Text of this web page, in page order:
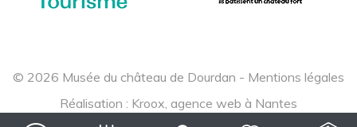
© 2026 Musée du château de Dourdan - Mentions légales
Réalisation : Kroox, agence web à Nantes